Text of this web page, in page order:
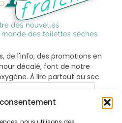
de l'info, des promotions en
décalé, font de notre
À lire partout au sec.